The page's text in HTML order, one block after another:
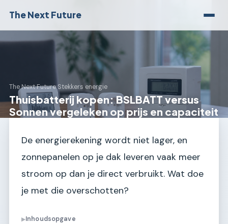
The Next Future
The Next Future›Stekkers energie
Thuisbatterij kopen: BSLBATT versus
Sonnen vergeleken op prijs en capaciteit
De energierekening wordt niet lager, en
zonnepanelen op je dak leveren vaak meer
stroom op dan je direct verbruikt. Wat doe
je met die overschotten?
▶Inhoudsopgave